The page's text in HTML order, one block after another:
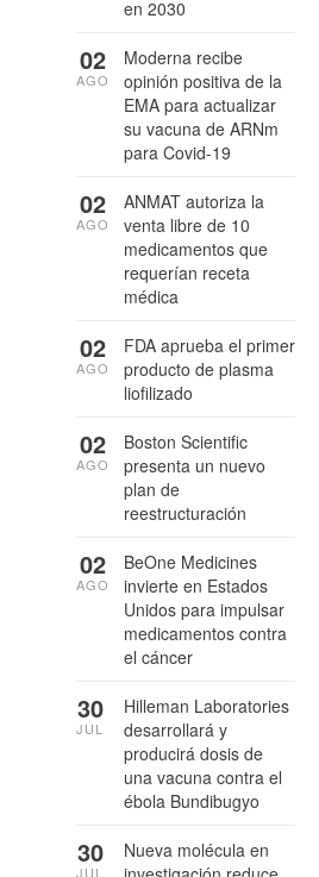
en 2030
Moderna recibe
opinión positiva de la
EMA para actualizar
su vacuna de ARNm
para Covid-19
02
AGO
ANMAT autoriza la
venta libre de 10
medicamentos que
requerían receta
médica
02
AGO
FDA aprueba el primer
producto de plasma
liofilizado
02
AGO
Boston Scientific
presenta un nuevo
plan de
reestructuración
02
AGO
BeOne Medicines
invierte en Estados
Unidos para impulsar
medicamentos contra
el cáncer
02
AGO
Hilleman Laboratories
desarrollará y
producirá dosis de
una vacuna contra el
ébola Bundibugyo
30
JUL
Nueva molécula en
30
JUL